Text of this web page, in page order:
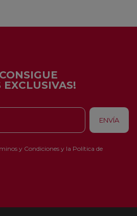
y Condiciones y la Política de